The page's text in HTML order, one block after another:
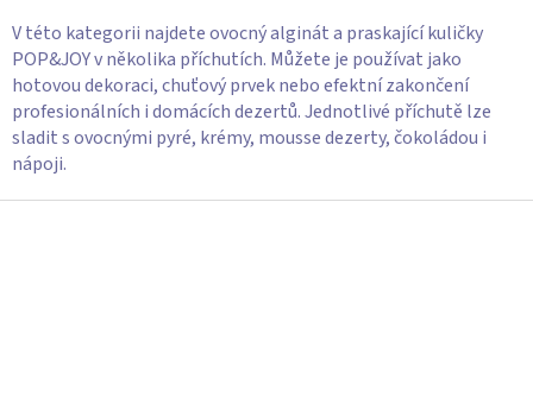
V této kategorii najdete ovocný alginát a praskající kuličky
POP&JOY v několika příchutích. Můžete je používat jako
hotovou dekoraci, chuťový prvek nebo efektní zakončení
profesionálních i domácích dezertů. Jednotlivé příchutě lze
sladit s ovocnými pyré, krémy, mousse dezerty, čokoládou i
nápoji.